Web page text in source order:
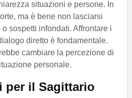
situazioni e persone. In
ma è bene non lasciarsi
sospetti infondati. Affrontare i
diretto è fondamentale.
cambiare la percezione di
personale.
per il Sagittario